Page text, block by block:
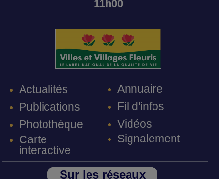
11h00
Actualités
Publications
Photothèque
Carte
interactive
Annuaire
Fil d'infos
Vidéos
Signalement
Sur les réseaux